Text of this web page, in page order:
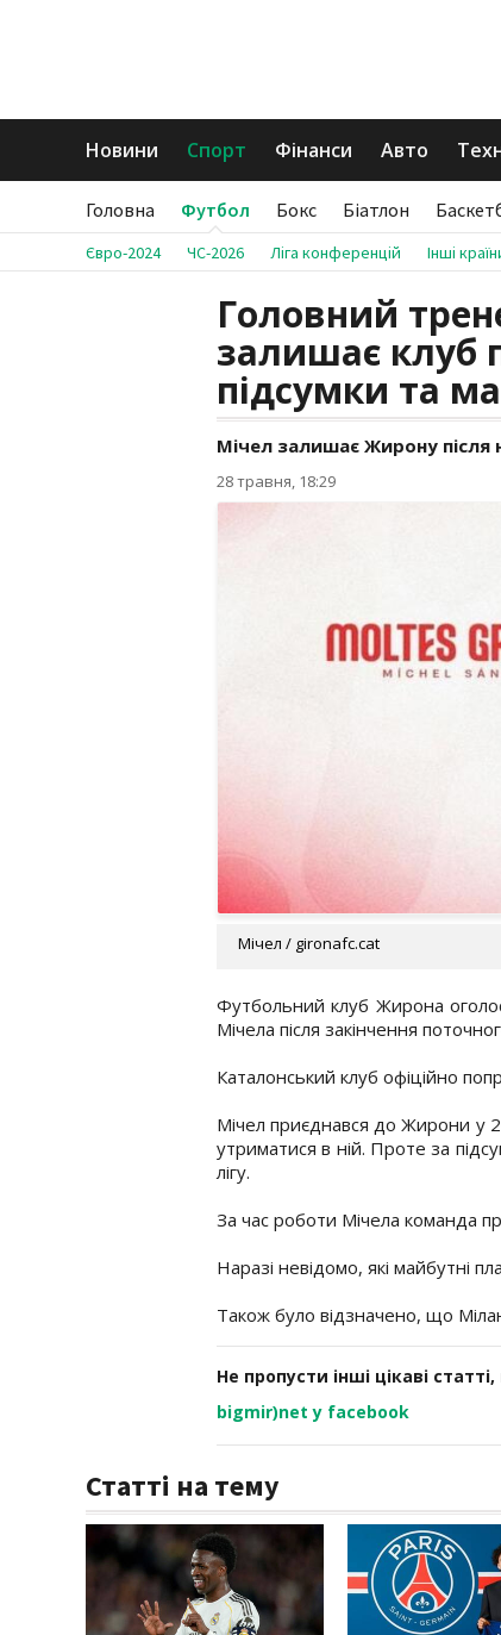
Новини Спорт Фінанси Авто
Головна Футбол Бокс Біатлон
Євро-2024 ЧС-2026 Ліга конференцій Інші
Головний
залишає клуб
підсумки та
Мічел залишає Жирону після
28 травня, 18:29
Мічел / gironafc.cat
Футбольний клуб Жирона
Мічела після закінчення
Каталонський клуб офіційно
Мічел приєднався до Жирони у
утриматися в ній. Проте за
лігу.
За час роботи Мічела команда
Наразі невідомо, які майбутні
Також було відзначено, що
Не пропусти інші цікаві
bigmir)net у facebook
Статті на тему